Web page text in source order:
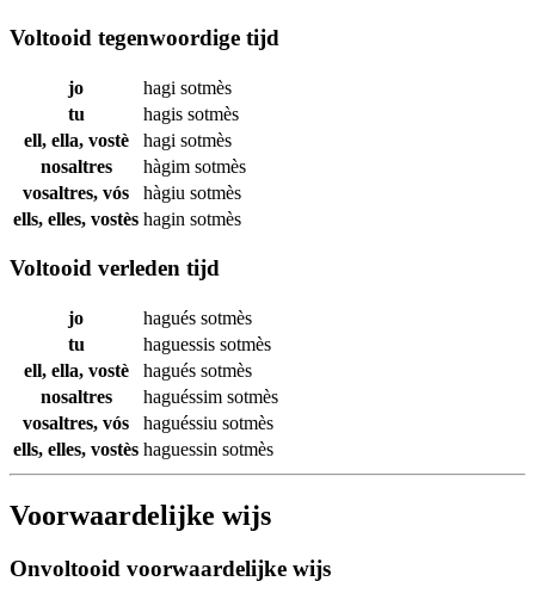
Voltooid tegenwoordige tijd
jo hagi sotmès
tu
hagis sotmès
ell, ella, vostè
hagi sotmès
nosaltres
hàgim sotmès
vosaltres, vós
hàgiu sotmès
ells, elles, vostès hagin sotmès
Voltooid verleden tijd
jo hagués sotmès
tu
haguessis sotmès
ell, ella, vostè
hagués sotmès
nosaltres
haguéssim sotmès
vosaltres, vós
haguéssiu sotmès
ells, elles, vostès haguessin sotmès
Voorwaardelijke wijs
Onvoltooid voorwaardelijke wijs